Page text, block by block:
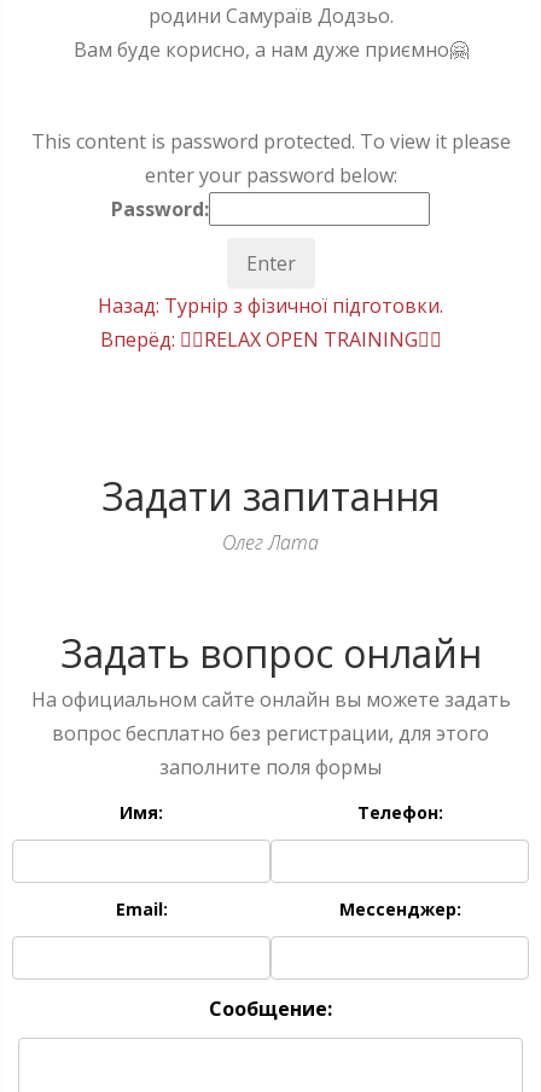
родини Самураїв Додзьо.
Вам буде корисно, а нам дуже приємно🤗
This content is password protected. To view it please
enter your password below:
Password:
Назад: Турнір з фізичної підготовки.
Вперёд: 🤸‍♀️RELAX OPEN TRAINING🤸‍♀️
Задати запитання
Олег Лата
Задать вопрос онлайн
На официальном сайте онлайн вы можете задать
вопрос бесплатно без регистрации, для этого
заполните поля формы
Имя: Телефон:
Email: Мессенджер:
Сообщение: